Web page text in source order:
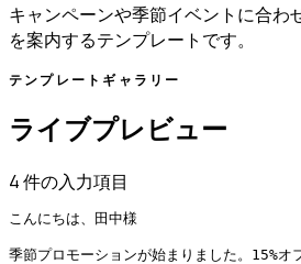
キャンペーンや季節イベントに合わ
を案内するテンプレートです。
テンプレートギャラリー
ライブプレビュー
4 件の入力項目
こんにちは、田中様
季節プロモーションが始まりました。15%